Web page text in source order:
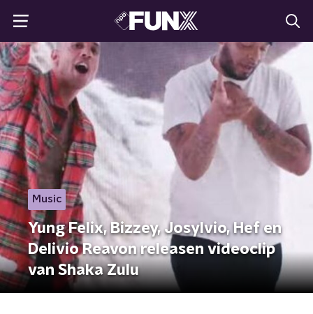
Music
Yung Felix, Bizzey, Josylvio, Hef en
Delivio Reavon releasen videoclip
van Shaka Zulu